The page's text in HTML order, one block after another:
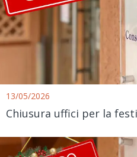
13/05/2026
Chiusura uffici per la